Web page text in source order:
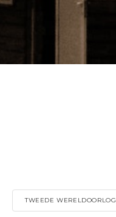
TWEEDE WERELDOORLOG